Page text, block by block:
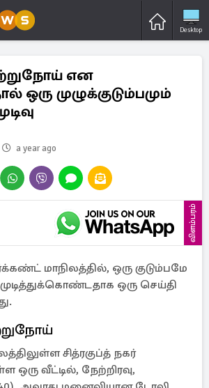
Desktop
என
ஒரு முழுக்குடும்பமும்
a year ago
விளம்பரம்
மாநிலத்தில், ஒரு குடும்பமே
ஒரு செய்தி
சித்ரகுப்த் நகர்
ஒரு வீட்டில், நேற்றிரவு,